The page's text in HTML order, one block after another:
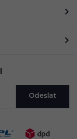
Odeslat